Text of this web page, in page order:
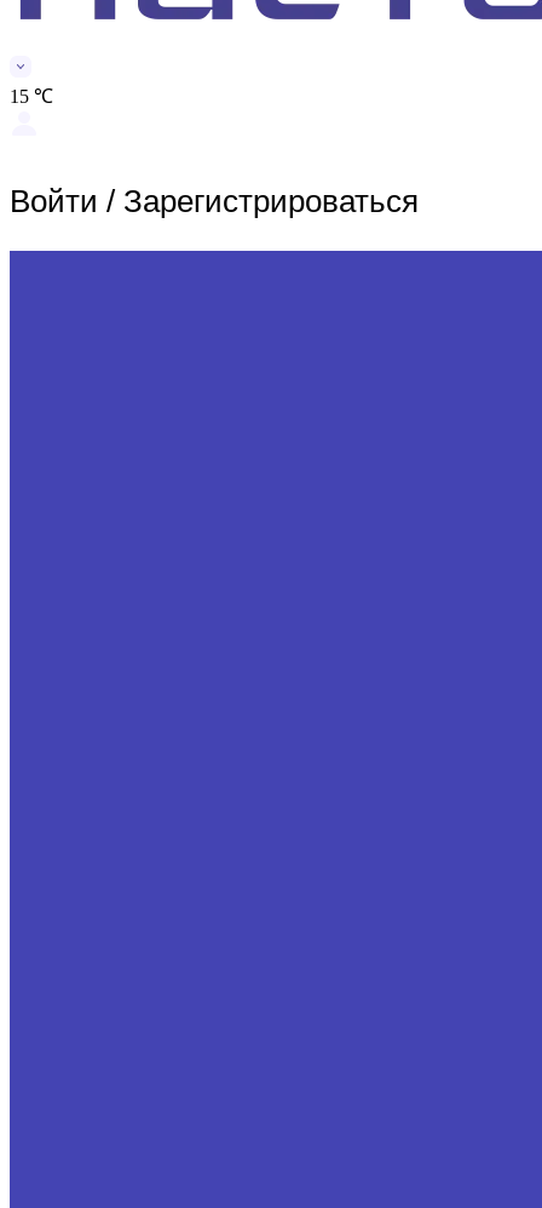
15 ℃
Войти / Зарегистрироваться